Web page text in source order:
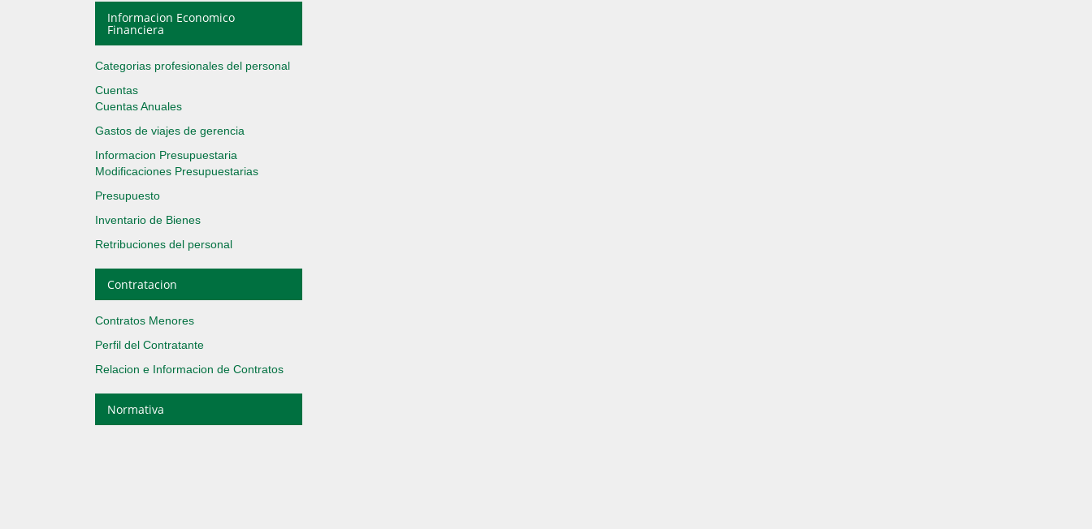
Informacion Economico
Financiera
Categorias profesionales del personal
Cuentas
Cuentas Anuales
Gastos de viajes de gerencia
Informacion Presupuestaria
Modificaciones Presupuestarias
Presupuesto
Inventario de Bienes
Retribuciones del personal
Contratacion
Contratos Menores
Perfil del Contratante
Relacion e Informacion de Contratos
Normativa